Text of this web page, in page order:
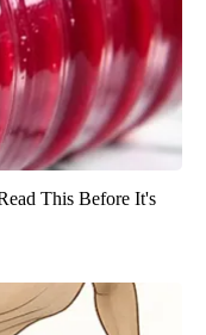
This Before It's